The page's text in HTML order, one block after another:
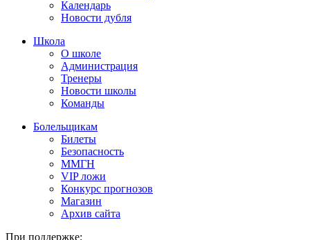
Календарь
Новости дубля
Школа
О школе
Администрация
Тренеры
Новости школы
Команды
Болельщикам
Билеты
Безопасность
ММГН
VIP ложи
Конкурс прогнозов
Магазин
Архив сайта
При поддержке: